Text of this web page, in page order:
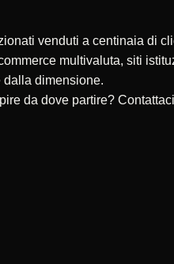
venduti a centinaia di
multivaluta, siti
dalla dimensione.
da dove partire?